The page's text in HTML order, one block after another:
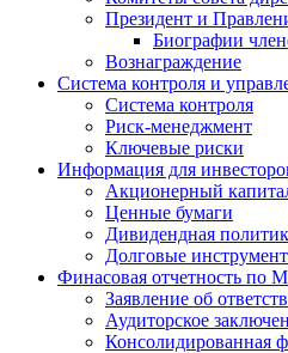
Президент и
Биографии
Вознаграждение
Система контроля и
Система контроля
Риск-менеджмент
Ключевые риски
Информация для
Акционерный
Ценные бумаги
Дивидендная
Долговые
Финасовая отчетность по
Заявление об
Аудиторское
Консолидированная